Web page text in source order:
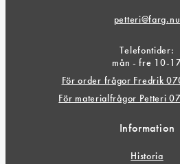
petteri@farg.nu
Telefontider:
mån - fre 10-
För order frågor Fredrik
För materialfrågor Petteri
Information
Historia